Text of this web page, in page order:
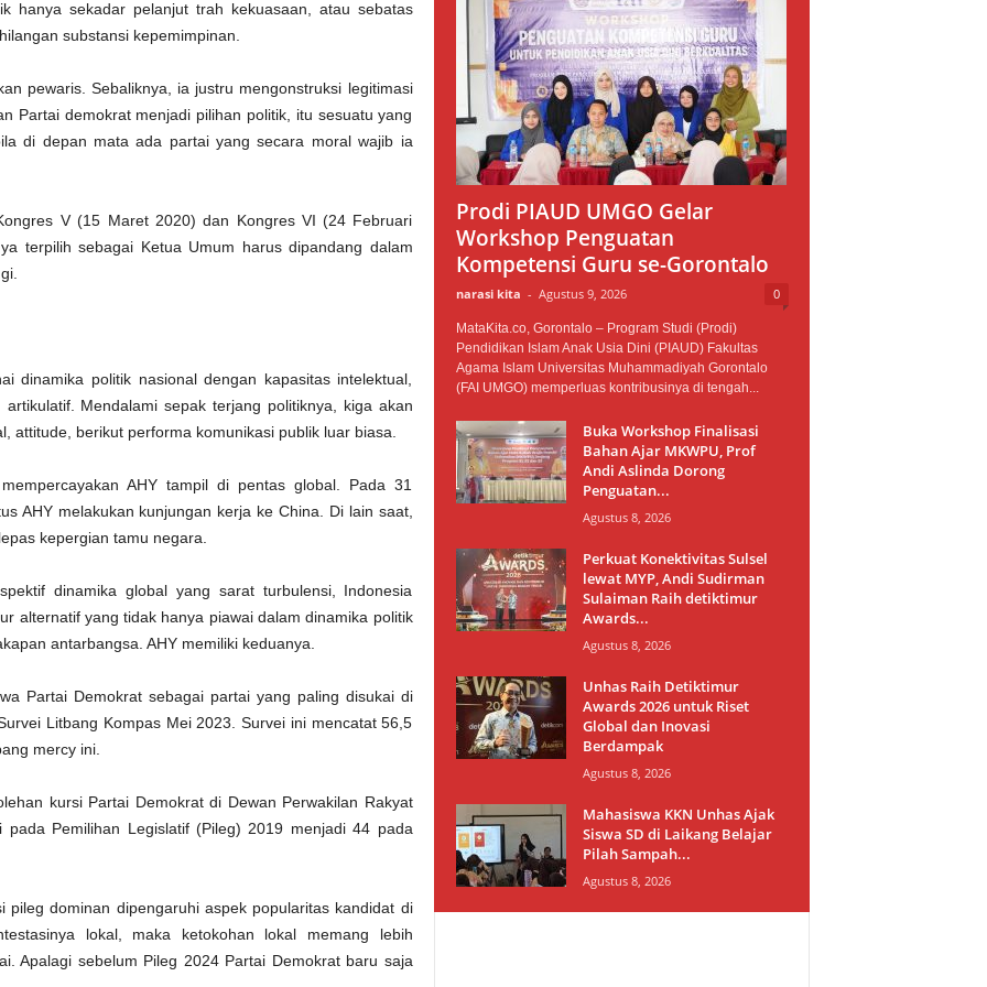
hanya sekadar pelanjut trah kekuasaan, atau sebatas
substansi kepemimpinan.
pewaris. Sebaliknya, ia justru mengonstruksi legitimasi
Partai demokrat menjadi pilihan politik, itu sesuatu yang
di depan mata ada partai yang secara moral wajib ia
V (15 Maret 2020) dan Kongres VI (24 Februari
terpilih sebagai Ketua Umum harus dipandang dalam
dinamika politik nasional dengan kapasitas intelektual,
Mendalami sepak terjang politiknya, kiga akan
attitude, berikut performa komunikasi publik luar biasa.
AHY tampil di pentas global. Pada 31
AHY melakukan kunjungan kerja ke China. Di lain saat,
kepergian tamu negara.
dinamika global yang sarat turbulensi, Indonesia
alternatif yang tidak hanya piawai dalam dinamika politik
antarbangsa. AHY memiliki keduanya.
Partai Demokrat sebagai partai yang paling disukai di
Litbang Kompas Mei 2023. Survei ini mencatat 56,5
mercy ini.
kursi Partai Demokrat di Dewan Perwakilan Rakyat
Pemilihan Legislatif (Pileg) 2019 menjadi 44 pada
pileg dominan dipengaruhi aspek popularitas kandidat di
lokal, maka ketokohan lokal memang lebih
Apalagi sebelum Pileg 2024 Partai Demokrat baru saja
Prodi PIAUD UMGO Gelar
Workshop Penguatan
Kompetensi Guru se-Gorontalo
narasi kita - Agustus 9, 2026 0
MataKita.co, Gorontalo – Program Studi (Prodi)
Pendidikan Islam Anak Usia Dini (PIAUD) Fakultas
Agama Islam Universitas Muhammadiyah Gorontalo
(FAI UMGO) memperluas kontribusinya di tengah...
Buka Workshop Finalisasi
Bahan Ajar MKWPU, Prof
Andi Aslinda Dorong
Penguatan...
Agustus 8, 2026
Perkuat Konektivitas Sulsel
lewat MYP, Andi Sudirman
Sulaiman Raih detiktimur
Awards...
Agustus 8, 2026
Unhas Raih Detiktimur
Awards 2026 untuk Riset
Global dan Inovasi
Berdampak
Agustus 8, 2026
Mahasiswa KKN Unhas Ajak
Siswa SD di Laikang Belajar
Pilah Sampah...
Agustus 8, 2026